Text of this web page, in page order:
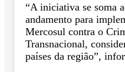
“A iniciativa se soma
andamento para
Mercosul contra o
Transnacional,
países da região”,